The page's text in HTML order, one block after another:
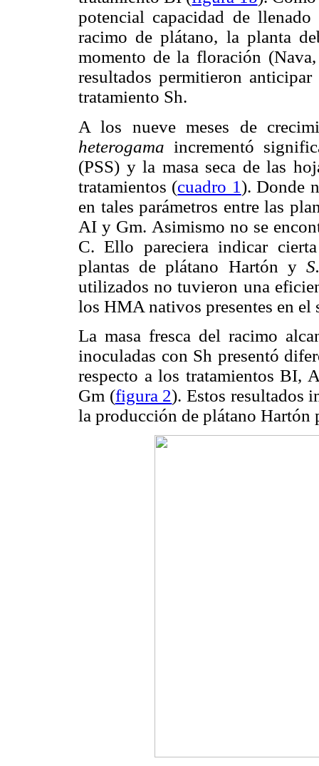
potencial capacidad de
racimo de plátano, la planta
momento de la floración
resultados permitieron
tratamiento Sh.
A los nueve meses de
heterogama incrementó
(PSS) y la masa seca de las
tratamientos (cuadro 1). Donde
en tales parámetros entre las
AI y Gm. Asimismo no se
C. Ello pareciera indicar
plantas de plátano Hartón y
utilizados no tuvieron una
los HMA nativos presentes en el
La masa fresca del racimo
inoculadas con Sh presentó
respecto a los tratamientos BI,
Gm (figura 2). Estos resultados
la producción de plátano Hartón